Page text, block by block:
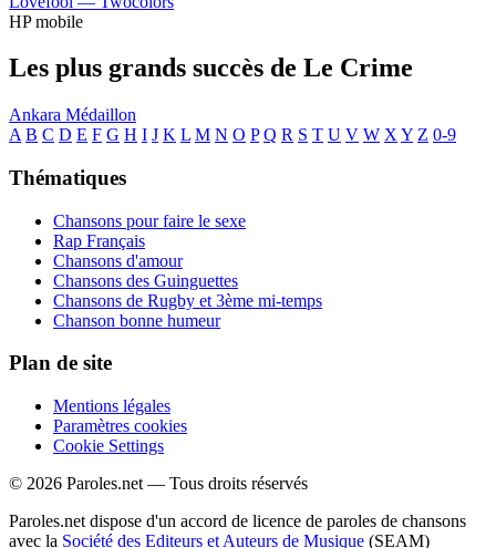
HP mobile
Les plus grands succès de Le Crime
Ankara Médaillon
A B C D E F G H I J K L M N O P Q R S T U V W X Y Z 0-9
Thématiques
Chansons pour faire le sexe
Rap Français
Chansons d'amour
Chansons des Guinguettes
Chansons de Rugby et 3ème mi-temps
Chanson bonne humeur
Plan de site
Mentions légales
Paramètres cookies
Cookie Settings
© 2026 Paroles.net — Tous droits réservés
Paroles.net dispose d'un accord de licence de paroles de chansons
avec la Société des Editeurs et Auteurs de Musique (SEAM)